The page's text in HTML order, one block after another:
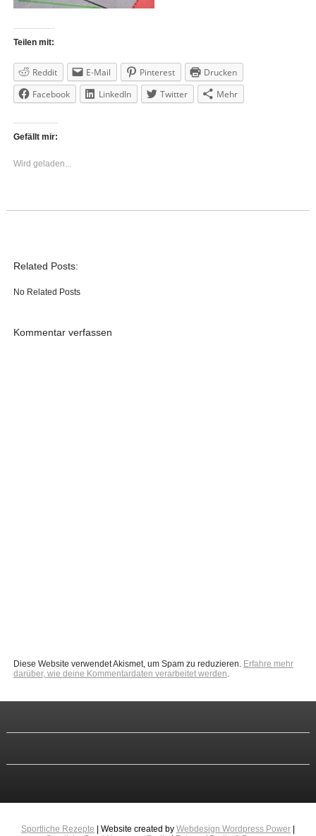
Teilen mit:
Reddit E-Mail Pinterest
Drucken
Facebook
LinkedIn Twitter Mehr
Gefällt mir:
Wird geladen...
Related Posts:
No Related Posts
Kommentar verfassen
Diese Website verwendet Akismet, um Spam zu reduzieren. Erfahre mehr
darüber, wie deine Kommentardaten verarbeitet werden.
Sportliche Rezepte | Website created by Webdesign Wordpress Power|